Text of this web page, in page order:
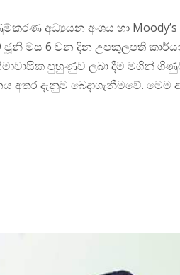
අධ්‍යයන අංශය හා Moody’s
ජූනි මස 6 වන දින උපකුලපති
පුහුණුව ලබා දීම මගින්
අතර දැනුම බෙදාගැනීමවේ.